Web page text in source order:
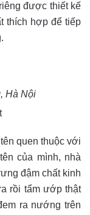
được thiết kế
thích hợp để tiếp
Hà Nội
quen thuộc với
của mình, nhà
đậm chất kinh
rồi tẩm ướp thật
ra nướng trên